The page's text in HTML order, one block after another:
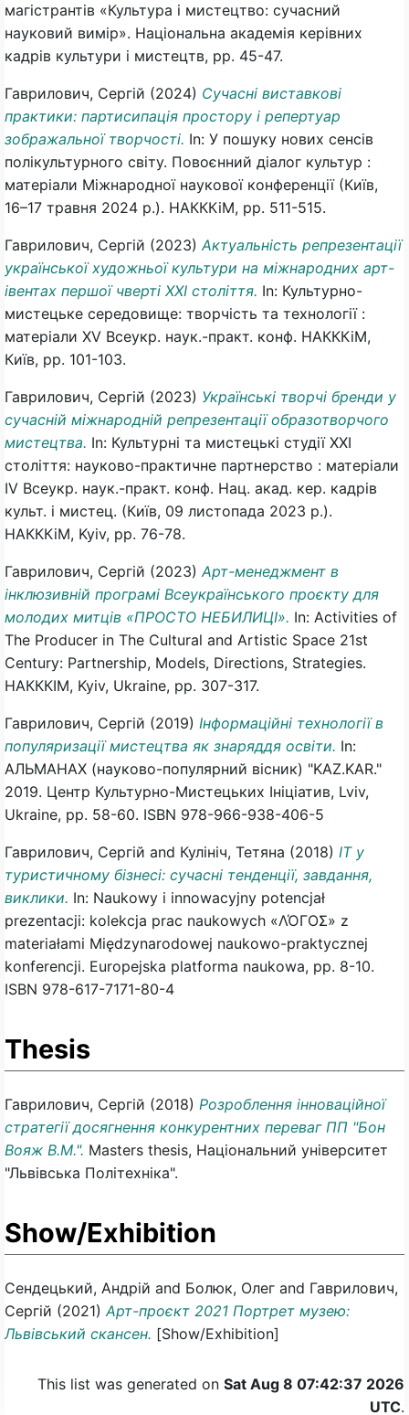
магістрантів «Культура і мистецтво: сучасний
науковий вимір». Національна академія керівних
кадрів культури і мистецтв, pp. 45-47.
Гаврилович, Сергій (2024) Сучасні виставкові
практики: партисипація простору і репертуар
зображальної творчості. In: У пошуку нових сенсів
полікультурного світу. Повоєнний діалог культур :
матеріали Міжнародної наукової конференції (Київ,
16–17 травня 2024 р.). НАКККіМ, pp. 511-515.
Гаврилович, Сергій (2023)Актуальність репрезентації
української художньої культури на міжнародних арт-
івентах першої чверті ХХІ століття. In: Культурно-
мистецьке середовище: творчість та технології :
матеріали XV Всеукр. наук.-практ. конф. НАКККіМ,
Київ, pp. 101-103.
Гаврилович, Сергій (2023) Українські творчі бренди у
сучасній міжнародній репрезентації образотворчого
мистецтва. In: Культурні та мистецькі студії ХХІ
століття: науково-практичне партнерство : матеріали
IV Всеукр. наук.-практ. конф. Нац. акад. кер. кадрів
культ. і мистец. (Київ, 09 листопада 2023 р.).
НАКККіМ, Kyiv, pp. 76-78.
Гаврилович, Сергій (2023)Арт-менеджмент в
інклюзивній програмі Всеукраїнського проєкту для
молодих митців «ПРОСТО НЕБИЛИЦІ». In: Activities of
The Producer in The Cultural and Artistic Space 21st
Century: Partnership, Models, Directions, Strategies.
НАКККІМ, Kyiv, Ukraine, pp. 307-317.
Гаврилович, Сергій (2019) Інформаційні технології в
популяризації мистецтва як знаряддя освіти. In:
АЛЬМАНАХ (науково-популярний вісник) "KAZ.KAR."
2019. Центр Культурно-Мистецьких Ініціатив, Lviv,
Ukraine, pp. 58-60. ISBN 978-966-938-406-5
Гаврилович, Сергій and Кулініч, Тетяна (2018) IT у
туристичному бізнесі: сучасні тенденції, завдання,
виклики. In: Naukowy i innowacyjny potencjał
prezentacji: kolekcjа prac naukowych «ΛΌГOΣ» z
materiałami Międzynarodowej naukowo-praktycznej
konferencji. Europejska platforma naukowa, pp. 8-10.
ISBN 978-617-7171-80-4
Thesis
Гаврилович, Сергій (2018) Розроблення інноваційної
стратегії досягнення конкурентних переваг ПП "Бон
Вояж В.М.". Masters thesis, Національний університет
"Львівська Політехніка".
Show/Exhibition
Сендецький, Андрій and Болюк, Олег and Гаврилович,
Сергій (2021)Арт-проєкт 2021 Портрет музею:
Львівський скансен. [Show/Exhibition]
This list was generated on Sat Aug 8 07:42:37 2026
UTC.